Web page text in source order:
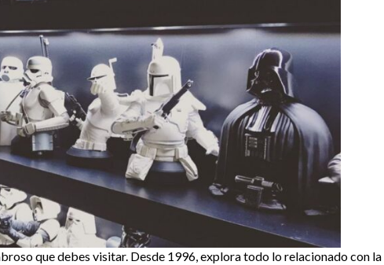
que debes visitar. Desde 1996, explora todo lo relacionado con la